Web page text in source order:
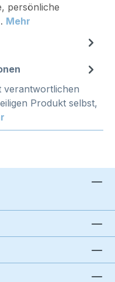
persönliche
Mehr
verantwortlichen
Produkt selbst,